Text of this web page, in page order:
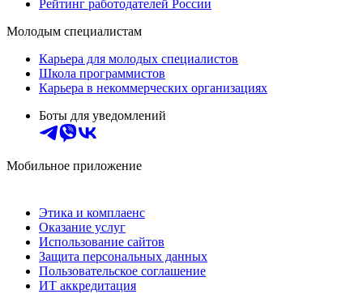
Рейтинг работодателей России
Молодым специалистам
Карьера для молодых специалистов
Школа программистов
Карьера в некоммерческих организациях
Боты для уведомлений
Мобильное приложение
Этика и комплаенс
Оказание услуг
Использование сайтов
Защита персональных данных
Пользовательское соглашение
ИТ аккредитация